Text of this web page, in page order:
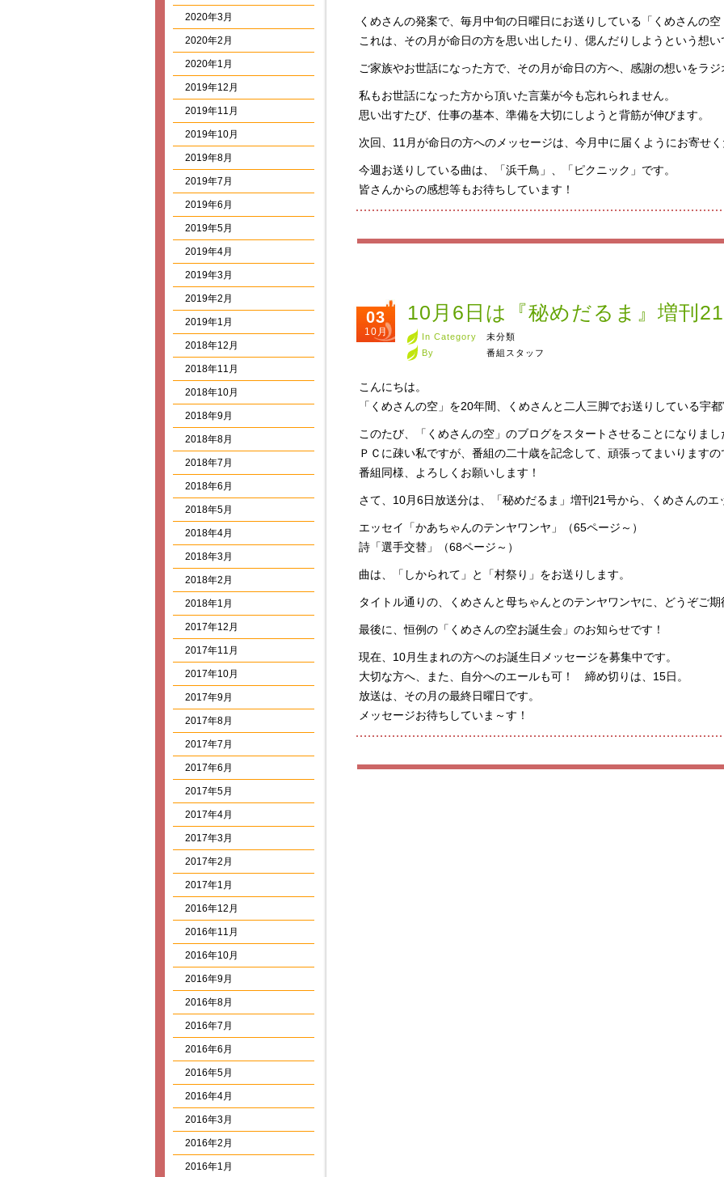
2020年3月
2020年2月
2020年1月
2019年12月
2019年11月
2019年10月
2019年8月
2019年7月
2019年6月
2019年5月
2019年4月
2019年3月
2019年2月
2019年1月
2018年12月
2018年11月
2018年10月
2018年9月
2018年8月
2018年7月
2018年6月
2018年5月
2018年4月
2018年3月
2018年2月
2018年1月
2017年12月
2017年11月
2017年10月
2017年9月
2017年8月
2017年7月
2017年6月
2017年5月
2017年4月
2017年3月
2017年2月
2017年1月
2016年12月
2016年11月
2016年10月
2016年9月
2016年8月
2016年7月
2016年6月
2016年5月
2016年4月
2016年3月
2016年2月
2016年1月
くめさんの発案で、毎月中旬の日曜日にお送りしている「くめさんの
これは、その月が命日の方を思い出したり、偲んだりしようという想
ご家族やお世話になった方で、その月が命日の方へ、感謝の想いをラ
私もお世話になった方から頂いた言葉が今も忘れられません。
思い出すたび、仕事の基本、準備を大切にしようと背筋が伸びます。
次回、11月が命日の方へのメッセージは、今月中に届くようにお寄せ
今週お送りしている曲は、「浜千鳥」、「ピクニック」です。
皆さんからの感想等もお待ちしています！
03
10月
10月6日は『秘めだるま』増刊
In Category
未分類
By
番組スタッフ
こんにちは。
「くめさんの空」を20年間、くめさんと二人三脚でお送りしている宇
このたび、「くめさんの空」のブログをスタートさせることになりまし
ＰＣに疎い私ですが、番組の二十歳を記念して、頑張ってまいりますの
番組同様、よろしくお願いします！
さて、10月6日放送分は、「秘めだるま」増刊21号から、くめさんの
エッセイ「かあちゃんのテンヤワンヤ」（65ページ～）
詩「選手交替」（68ページ～）
曲は、「しかられて」と「村祭り」をお送りします。
タイトル通りの、くめさんと母ちゃんとのテンヤワンヤに、どうぞご
最後に、恒例の「くめさんの空お誕生会」のお知らせです！
現在、10月生まれの方へのお誕生日メッセージを募集中です。
大切な方へ、また、自分へのエールも可！ 締め切りは、15日。
放送は、その月の最終日曜日です。
メッセージお待ちしていま～す！